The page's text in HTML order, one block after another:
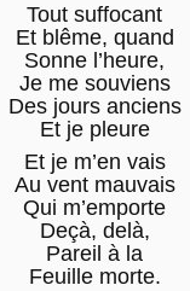
Tout suffocant
Et blême, quand
Sonne l’heure,
Je me souviens
Des jours anciens
Et je pleure
Et je m’en vais
Au vent mauvais
Qui m’emporte
Deçà, delà,
Pareil à la
Feuille morte.